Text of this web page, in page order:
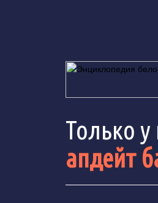
Только у
апдейт